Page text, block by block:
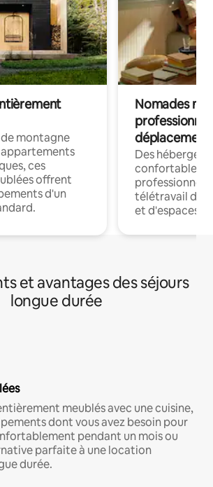
montagne
appartements
ces
offrent
d'un
Nomades
déplacement
Des
confortables
professionnels
télétravail
et d'espaces
et avantages des séjours
longue durée
meublés avec une cuisine,
dont vous avez besoin pour
pendant un mois ou
parfaite à une location
durée.